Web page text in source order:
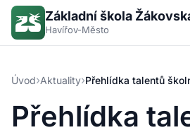
Základní škola
Havířov-Město
Úvod›Aktuality›Přehlídka talentů
Přehlídka